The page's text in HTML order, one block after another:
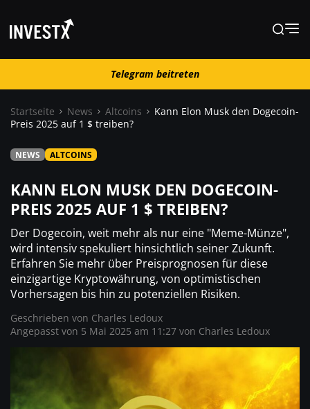
Telegram beitreten
Lernen
Trading
Wo kaufen ?
Telegram beitreten
Startseite News Altcoins
Kann Elon Musk den Dogecoin-
Preis 2025 auf 1 $ treiben?
NEWS ALTCOINS
KANN ELON MUSK DEN DOGECOIN-
PREIS 2025 AUF 1 $ TREIBEN?
Der Dogecoin, weit mehr als nur eine "Meme-Münze",
wird intensiv spekuliert hinsichtlich seiner Zukunft.
Erfahren Sie mehr über Preisprognosen für diese
einzigartige Kryptowährung, von optimistischen
Vorhersagen bis hin zu potenziellen Risiken.
Geschrieben von Charles Ledoux
Angepasst von 5 Mai 2025 am 11:27 von Charles Ledoux